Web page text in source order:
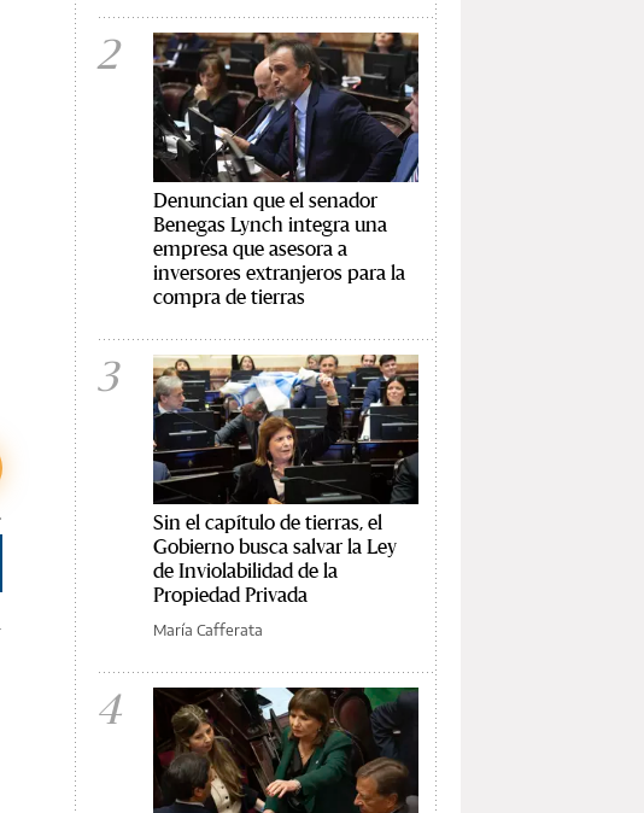
2
Denuncian que el senador
Benegas Lynch integra una
empresa que asesora a
inversores extranjeros para la
compra de tierras
3
Sin el capítulo de tierras, el
Gobierno busca salvar la Ley
de Inviolabilidad de la
Propiedad Privada
María Cafferata
4